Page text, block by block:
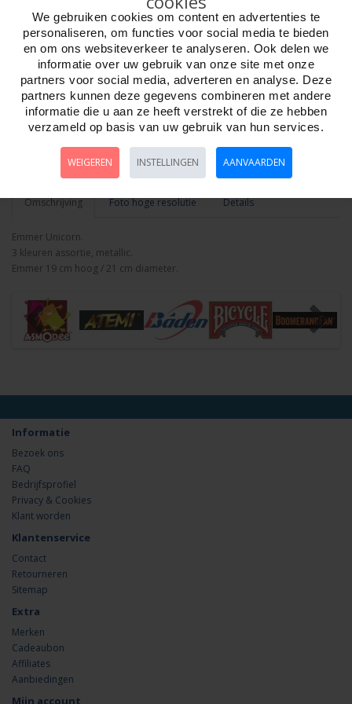
Aantal
Bestellen
Minimum afname:
Omschrijving Foto hoge resolutie Details
Emmer Unicorn.
3 kleuren assortie, metallic.
Emmer 19 cm hoog / 21 cm diameter.
Informatie
Bezoek ons
FAQ
Bedrijfsprofiel
Privacy & Cookies
Klant worden
Klantenservice
Contact
Retourneren
Sitemap
Extra
Merken
Cadeaubon
Affiliates
Aanbiedingen
Mijn account
We gebruiken cookies om content en advertenties te
personaliseren, om functies voor social media te bieden
en om ons websiteverkeer te analyseren. Ook delen we
informatie over uw gebruik van onze site met onze
partners voor social media, adverteren en analyse. Deze
partners kunnen deze gegevens combineren met andere
informatie die u aan ze heeft verstrekt of die ze hebben
verzameld op basis van uw gebruik van hun services.
WEIGEREN INSTELLINGEN AANVAARDEN